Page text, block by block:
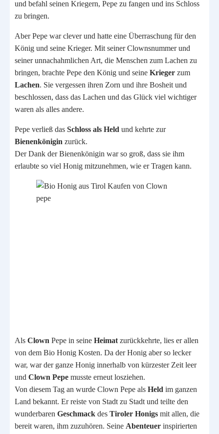
und befahl seinen Kriegern, Pepe zu fangen und ins Schloss
zu bringen.
Aber Pepe war clever und hatte eine Überraschung für den
König und seine Krieger. Mit seiner Clownsnummer und
seiner unnachahmlichen Art, die Menschen zum Lachen zu
bringen, brachte Pepe den König und seine Krieger zum
Lachen. Sie vergessen ihren Zorn und ihre Bosheit und
beschlossen, dass das Lachen und das Glück viel wichtiger
waren als alles andere.
Pepe verließ das Schloss als Held und kehrte zur
Bienenkönigin zurück.
Der Dank der Bienenkönigin war so groß, dass sie ihm
erlaubte so viel Honig mitzunehmen, wie er Tragen kann.
Als Clown Pepe in seine Heimat zurückkehrte, lies er allen
von dem Bio Honig Kosten. Da der Honig aber so lecker
war, war der ganze Honig innerhalb von kürzester Zeit leer
und Clown Pepe musste erneut losziehen.
Von diesem Tag an wurde Clown Pepe als Held im ganzen
Land bekannt. Er reiste von Stadt zu Stadt und teilte den
wunderbaren Geschmack des Tiroler Honigs mit allen, die
bereit waren, ihm zuzuhören. Seine Abenteuer inspirierten